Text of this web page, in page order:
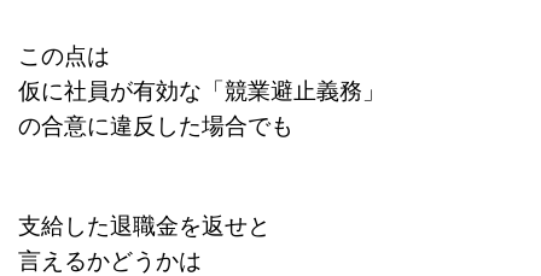
この点は
仮に社員が有効な「競業避止義務」
の合意に違反した場合でも
支給した退職金を返せと
言えるかどうかは